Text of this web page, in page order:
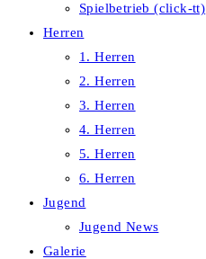
Spielbetrieb (click-tt)
Herren
1. Herren
2. Herren
3. Herren
4. Herren
5. Herren
6. Herren
Jugend
Jugend News
Galerie